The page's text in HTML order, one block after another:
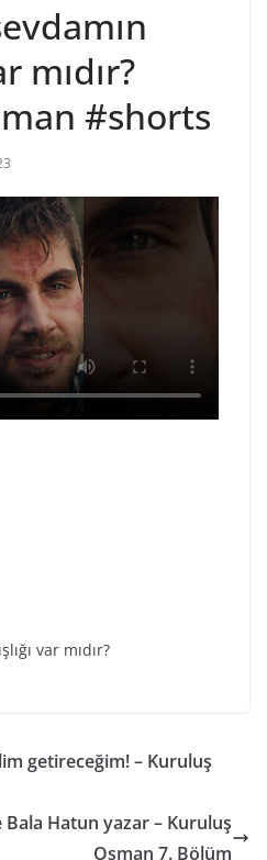
mıdır?
#shorts
var mıdır?
getireceğim! – Kuruluş
Bala Hatun yazar – Kuruluş
Osman 7. Bölüm